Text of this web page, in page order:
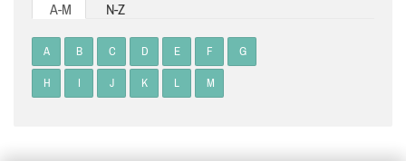
A-M N-Z
A B C D E F G
H I J K L M